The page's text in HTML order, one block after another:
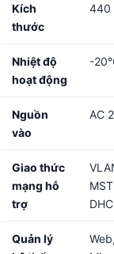
Kích
thước
440
Nhiệt độ
hoạt động
-
Nguồn
vào
AC
Giao thức
mạng hỗ
trợ
Quản lý